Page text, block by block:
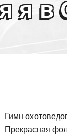
я в
Гимн
Прекрасная